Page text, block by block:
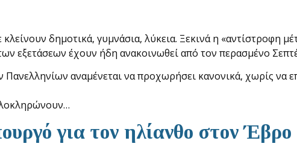
δημοτικά, γυμνάσια, λύκεια. Ξεκινά η «αντίστροφη
εξετάσεων έχουν ήδη ανακοινωθεί από τον περασμένο
αναμένεται να προχωρήσει κανονικά, χωρίς να
για τον ηλίανθο στον Έβρο